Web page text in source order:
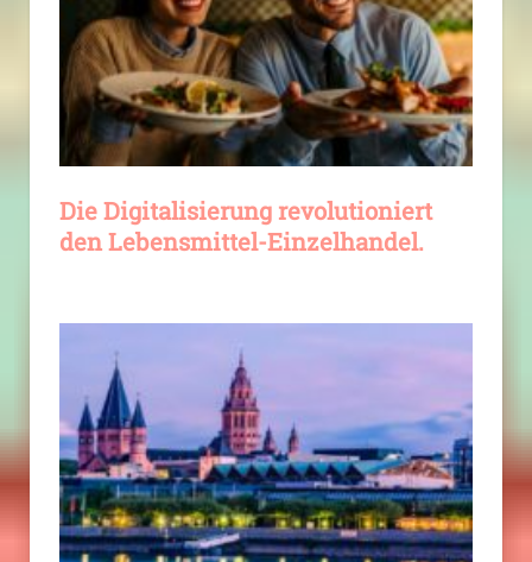
Die Digitalisierung revolutioniert
den Lebensmittel-Einzelhandel.